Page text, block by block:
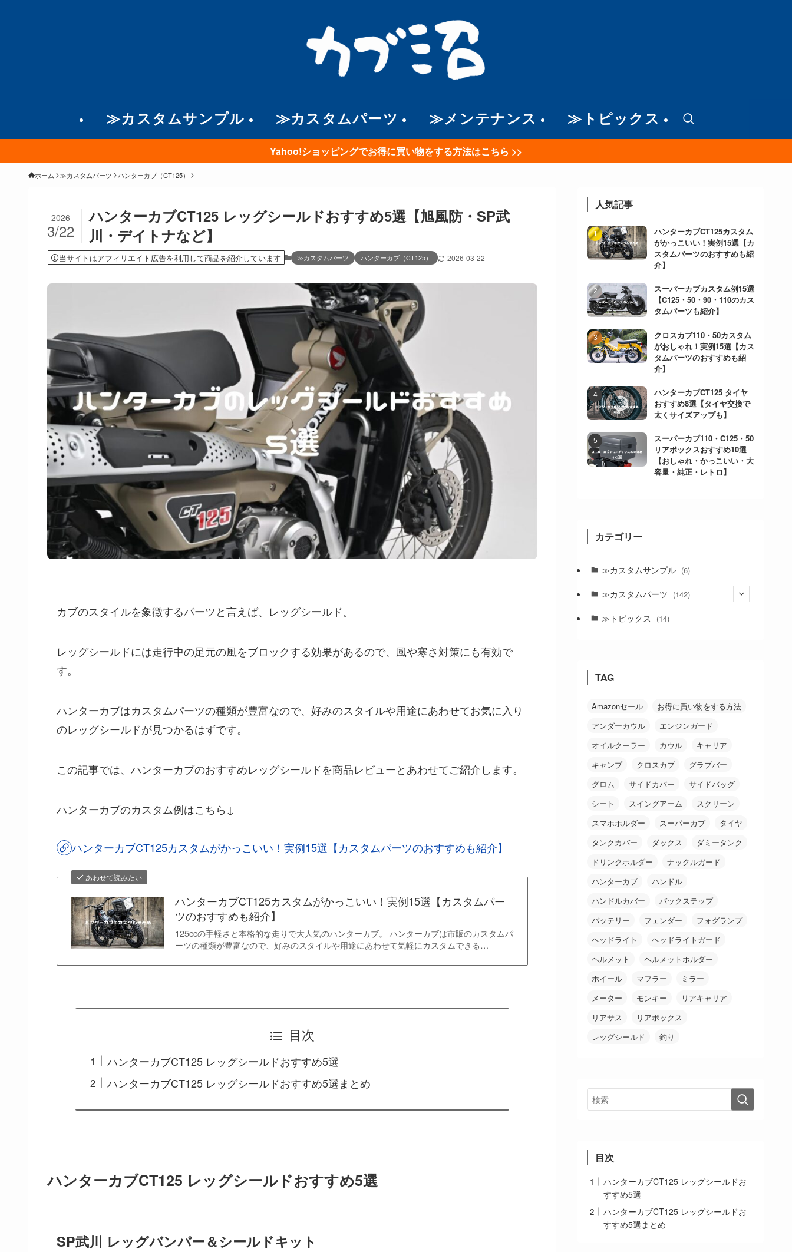
≫カスタムサンプル ≫カスタムパーツ ≫メンテナンス ≫トピックス
Yahoo!ショッピングでお得に買い物をする方法はこちら >>
ホーム ≫カスタムパーツ ハンターカブ（CT125）
ハンターカブCT125 レッグシールドおすすめ5選【旭風防・SP武
川・デイトナなど】
2026
3/22
当サイトはアフィリエイト広告を利用して商品を紹介しています ≫カスタムパーツ ハンターカブ（CT125） 2026-03-22
カブのスタイルを象徴するパーツと言えば、レッグシールド。
レッグシールドには走行中の足元の風をブロックする効果があるので、風や寒さ対策にも有効で
す。
ハンターカブはカスタムパーツの種類が豊富なので、好みのスタイルや用途にあわせてお気に入り
のレッグシールドが見つかるはずです。
この記事では、ハンターカブのおすすめレッグシールドを商品レビューとあわせてご紹介します。
ハンターカブのカスタム例はこちら↓
ハンターカブCT125カスタムがかっこいい！実例15選【カスタムパーツのおすすめも紹介】
あわせて読みたい
ハンターカブCT125カスタムがかっこいい！実例15選【カスタムパー
ツのおすすめも紹介】
125ccの手軽さと本格的な走りで大人気のハンターカブ。 ハンターカブは市販のカスタムパ
ーツの種類が豊富なので、好みのスタイルや用途にあわせて気軽にカスタムできる…
目次
ハンターカブCT125 レッグシールドおすすめ5選
ハンターカブCT125 レッグシールドおすすめ5選まとめ
ハンターカブCT125 レッグシールドおすすめ5選
SP武川 レッグバンパー＆シールドキット
人気記事
ハンターカブCT125カスタム
がかっこいい！実例15選【カ
スタムパーツのおすすめも紹
介】
スーパーカブカスタム例15選
【C125・50・90・110のカス
タムパーツも紹介】
クロスカブ110・50カスタム
がおしゃれ！実例15選【カス
タムパーツのおすすめも紹
介】
ハンターカブCT125 タイヤ
おすすめ8選【タイヤ交換で
太くサイズアップも】
スーパーカブ110・C125・50
リアボックスおすすめ10選
【おしゃれ・かっこいい・大
容量・純正・レトロ】
カテゴリー
≫カスタムサンプル (6)
≫カスタムパーツ (142)
(38)
≫トピックス (14)
TAG
Amazonセール
お得に買い物をする方法
アンダーカウル
エンジンガード
オイルクーラー
カウル
キャリア
キャンプ
クロスカブ
グラブバー
グロム
サイドカバー
サイドバッグ
シート
スイングアーム
スクリーン
スマホホルダー
スーパーカブ
タイヤ
タンクカバー
ダックス
ダミータンク
ドリンクホルダー
ナックルガード
ハンターカブ
ハンドル
ハンドルカバー
バックステップ
バッテリー
フェンダー
フォグランプ
ヘッドライト
ヘッドライトガード
ヘルメット
ヘルメットホルダー
ホイール
マフラー
ミラー
メーター
モンキー
リアキャリア
リアサス
リアボックス
レッグシールド
釣り
目次
ハンターカブCT125 レッグシールドお
すすめ5選
ハンターカブCT125 レッグシールドお
すすめ5選まとめ